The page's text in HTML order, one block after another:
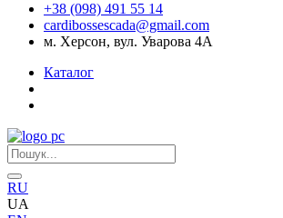
+38 (098) 491 55 14
cardibossescada@gmail.com
м. Херсон, вул. Уварова 4А
Каталог
RU
UA